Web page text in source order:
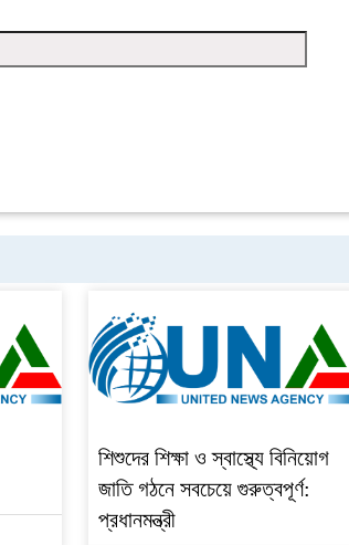
শিশুদের শিক্ষা ও স্বাস্থ্যে বিনিয়োগ
জাতি গঠনে সবচেয়ে গুরুত্বপূর্ণ:
প্রধানমন্ত্রী